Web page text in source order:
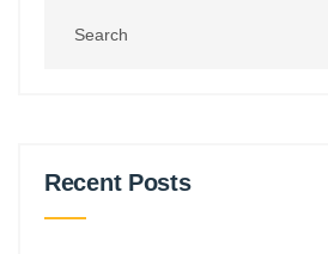
Recent Posts